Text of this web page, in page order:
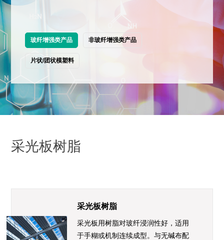
玻纤增强类产品 非玻纤增强类产品
片状/团状模塑料
采光板树脂
采光板树脂
采光板用树脂对玻纤浸润性好，适用
于手糊或机制连续成型。与无碱布配